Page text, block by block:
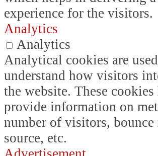
experience for the visitors.
Analytics
Analytics
Analytical cookies are
understand how visitors
the website. These cookies
provide information on
number of visitors,
source, etc.